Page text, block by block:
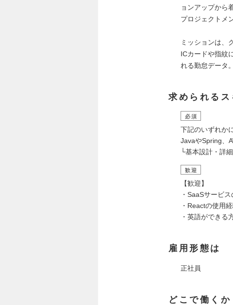
ョンアップから
プロジェクトメ
ミッションは、
ICカードや指紋
れる勤怠データ。
求められるス
必須
下記のいずれか
JavaやSpring、
└基本設計・詳
歓迎
【歓迎】
・SaaSサービ
・Reactの使用
・英語ができる
雇用形態は
正社員
どこで働くか